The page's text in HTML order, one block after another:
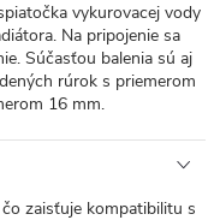
vykurovacej vody
Na pripojenie sa
Súčasťou balenia sú aj
rúrok s priemerom
16 mm.
zaisťuje kompatibilitu s